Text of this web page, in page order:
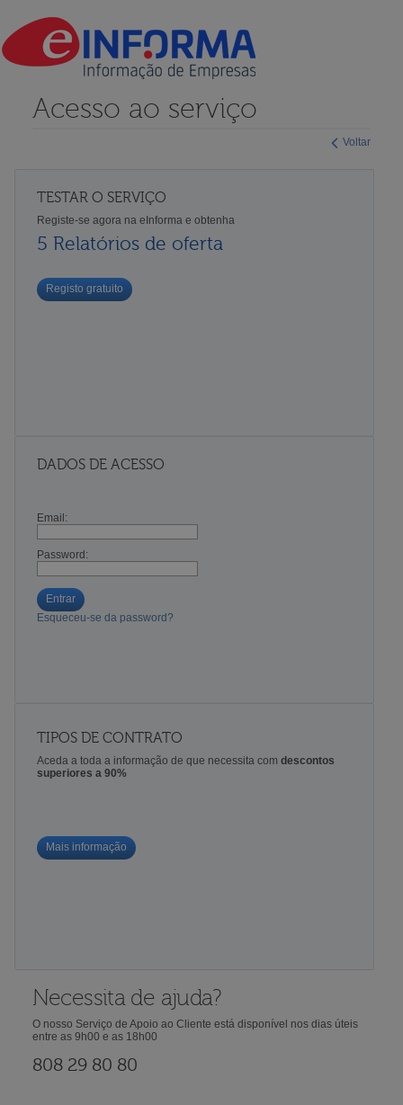
Voltar
Acesso ao serviço
TESTAR O SERVIÇO
Registe-se agora na eInforma e obtenha
5 Relatórios de oferta
Registo gratuito
DADOS DE ACESSO
Email:
Password:
Entrar
Esqueceu-se da password?
TIPOS DE CONTRATO
Aceda a toda a informação de que necessita com descontos
superiores a 90%
Mais informação
Necessita de ajuda?
O nosso Serviço de Apoio ao Cliente está disponível nos dias úteis
entre as 9h00 e as 18h00
808 29 80 80